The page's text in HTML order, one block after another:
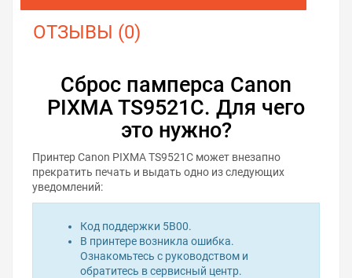
ОТЗЫВЫ (0)
Сброс памперса Canon
PIXMA TS9521C. Для чего
это нужно?
Принтер Canon PIXMA TS9521C может внезапно
прекратить печать и выдать одно из следующих
уведомлений:
Код поддержки 5B00.
В принтере возникла ошибка.
Ознакомьтесь с руководством и
обратитесь в сервисный центр.